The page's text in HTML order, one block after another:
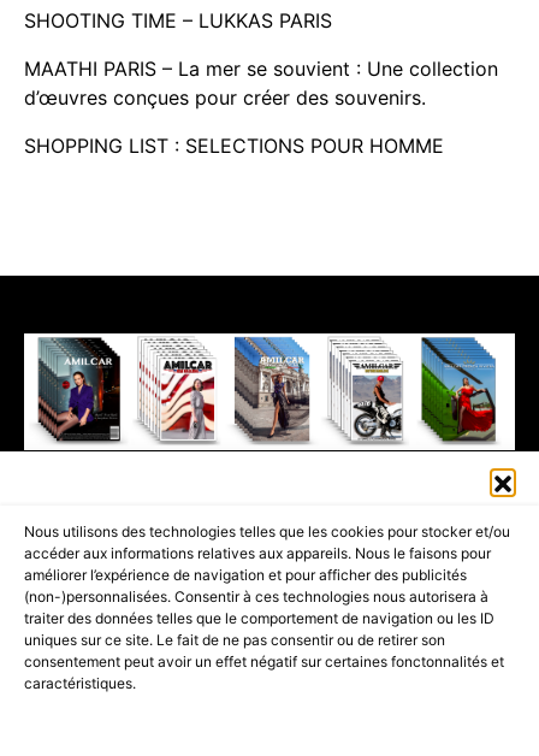
Nous utilisons des technologies telles que les cookies pour stocker et/ou
accéder aux informations relatives aux appareils. Nous le faisons pour
améliorer l’expérience de navigation et pour afficher des publicités
(non-)personnalisées. Consentir à ces technologies nous autorisera à
traiter des données telles que le comportement de navigation ou les ID
uniques sur ce site. Le fait de ne pas consentir ou de retirer son
consentement peut avoir un effet négatif sur certaines fonctonnalités et
caractéristiques.
SHOOTING TIME – LUKKAS PARIS
MAATHI PARIS – La mer se souvient : Une collection
d’œuvres conçues pour créer des souvenirs.
SHOPPING LIST : SELECTIONS POUR HOMME
PART OF THEAMILCAR MAGAZINE GROUP.EDITOR - ADVERTISING
AGENCE MEDIANE.
ACCUEIL BEST OF LUXE
35 MAGAZINES
SHOPPING & CONCIERGERIE
Voyages Contact